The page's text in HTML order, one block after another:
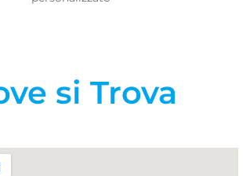
si Trova